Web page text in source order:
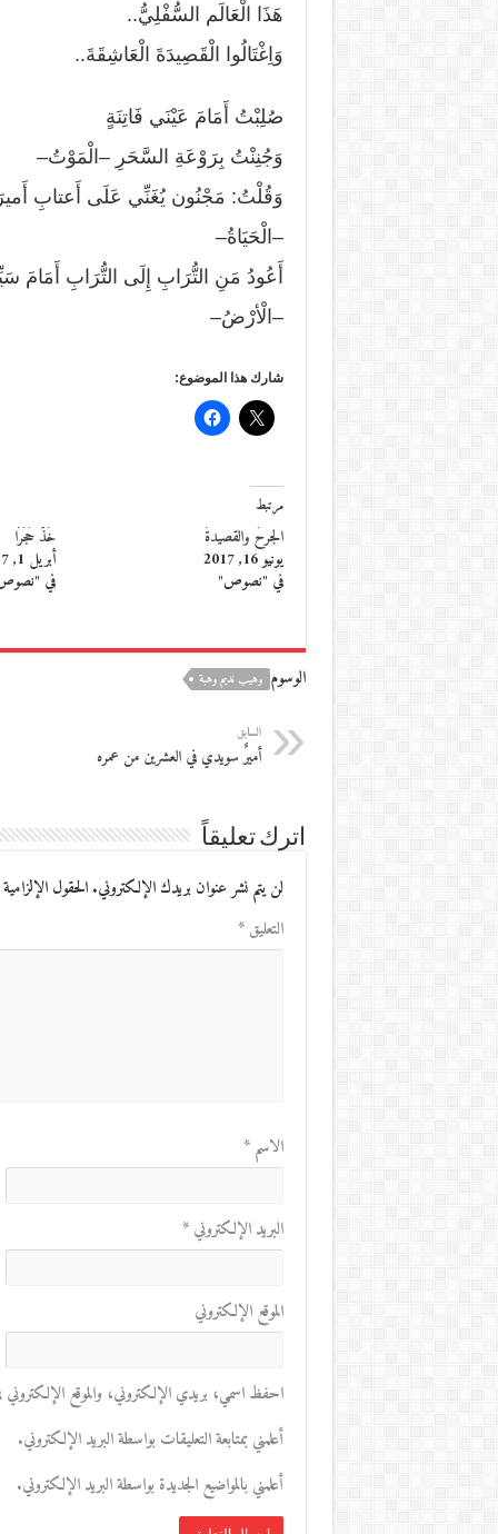
هَذَا الْعَالَم السُّفْلِيُّ..
وَاِغْتَالُوا الْقَصِيدَةَ الْعَاشِقَةَ..
صُلِبْتُ أَمَامَ عَيْنَي فَاتِنَةٍ
وَجُنِنْتُ بِرَوْعَةِ السَّحَرِ –الْمَوْتُ–
وَقُلْتُ: مَجْنُون يُغَنِّي عَلَى أَعتابِ
–الْحَيَاةُ–
أَعُودُ مَنِ التُّرَابِ إِلَى التُّرَابِ أَمَامَ
–الْأرْضُ–
شارك هذا الموضوع:
مرتبط
الجرحُ والقصيدةُ
يونيو 16, 2017
في "نصوص"
خُذْ حَجَرًا
أبريل 1, 2017
في
الوسوم وهيب نديم وهبة
السابق
أميرٌ سويدي في العشرين من عمره
اترك تعليقاً
لن يتم نشر عنوان بريدك الإلكتروني. الحقول
التعليق*
الاسم*
البريد الإلكتروني*
الموقع الإلكتروني
احفظ اسمي، بريدي الإلكتروني، والموقع الإلكتروني
أعلمني بمتابعة التعليقات بواسطة البريد الإلكتروني.
أعلمني بالمواضيع الجديدة بواسطة البريد الإلكتروني.